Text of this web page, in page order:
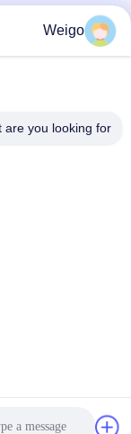
Weigo
are you looking